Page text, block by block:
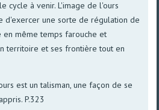
cycle à venir. L'image de l'ours
d'exercer une sorte de régulation de
même temps farouche et
territoire et ses frontière tout en
est un talisman, une façon de se
P.323